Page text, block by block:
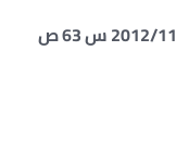
(الطعن رقم 5121 لسنة 72 جلسة 2012/11/10 س 63 ص